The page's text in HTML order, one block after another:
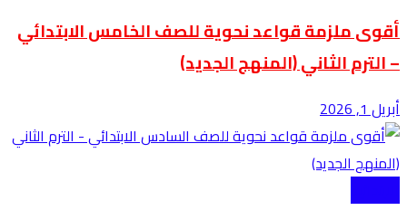
أقوى ملزمة قواعد نحوية للصف الخامس الابتدائي
– الترم الثاني (المنهج الجديد)
أبريل 1, 2026